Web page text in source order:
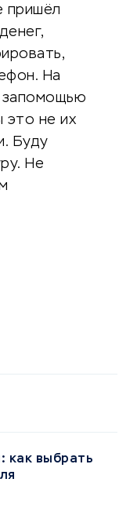
пришёл
На
запомощью
это не их
Буду
Не
как выбрать